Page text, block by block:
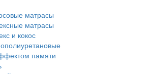
матрасы
матрасы
и кокос
памяти